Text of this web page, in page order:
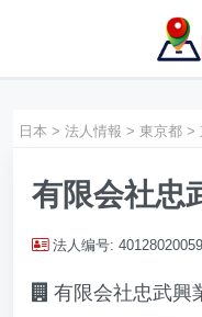
日本 > 法人情報 > 東京都 >
有限会社忠
法人编号:
有限会社忠武興